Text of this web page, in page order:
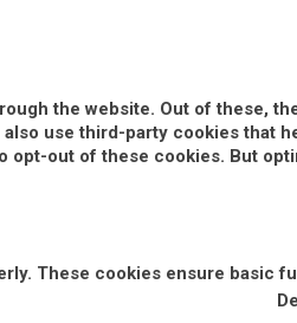
the website. Out of these,
use third-party cookies that
out of these cookies. But
These cookies ensure basic